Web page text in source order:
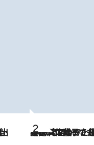
2026.8.5
【阿川佐和子さんの年とる力】なぜ70代で始めた趣味は“こんなに楽しい”のか？ ピアノ、俳句…スランプに陥っても続けられる“ある秘訣”とは